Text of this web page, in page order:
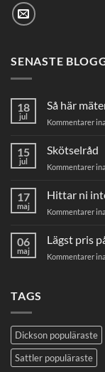
SENASTE
18
jul
Så här
Kommentarer
15
jul
Skötselråd
Kommentarer
17
maj
Hittar ni
Kommentarer
06
maj
Lägst pris
Kommentarer
TAGS
Dickson populäraste
Sattler populäraste